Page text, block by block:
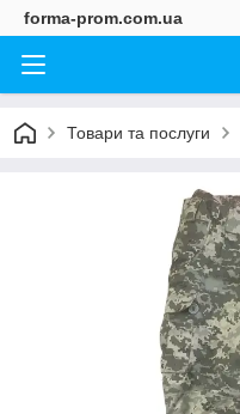
forma-prom.com.ua
Товари та послуги